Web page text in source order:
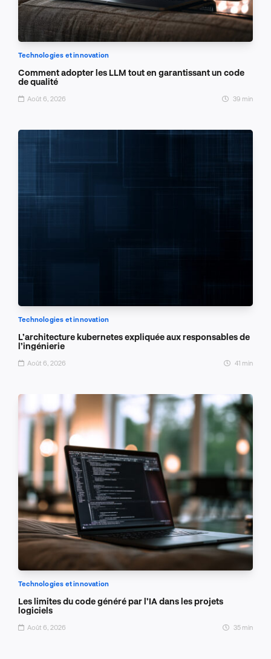
Technologies et innovation
Comment adopter les LLM tout en garantissant un code
de qualité
Août 6, 2026 39 min
Technologies et innovation
L’architecture kubernetes expliquée aux responsables de
l’ingénierie
Août 6, 2026 41 min
Technologies et innovation
Les limites du code généré par l’IA dans les projets
logiciels
Août 6, 2026 35 min